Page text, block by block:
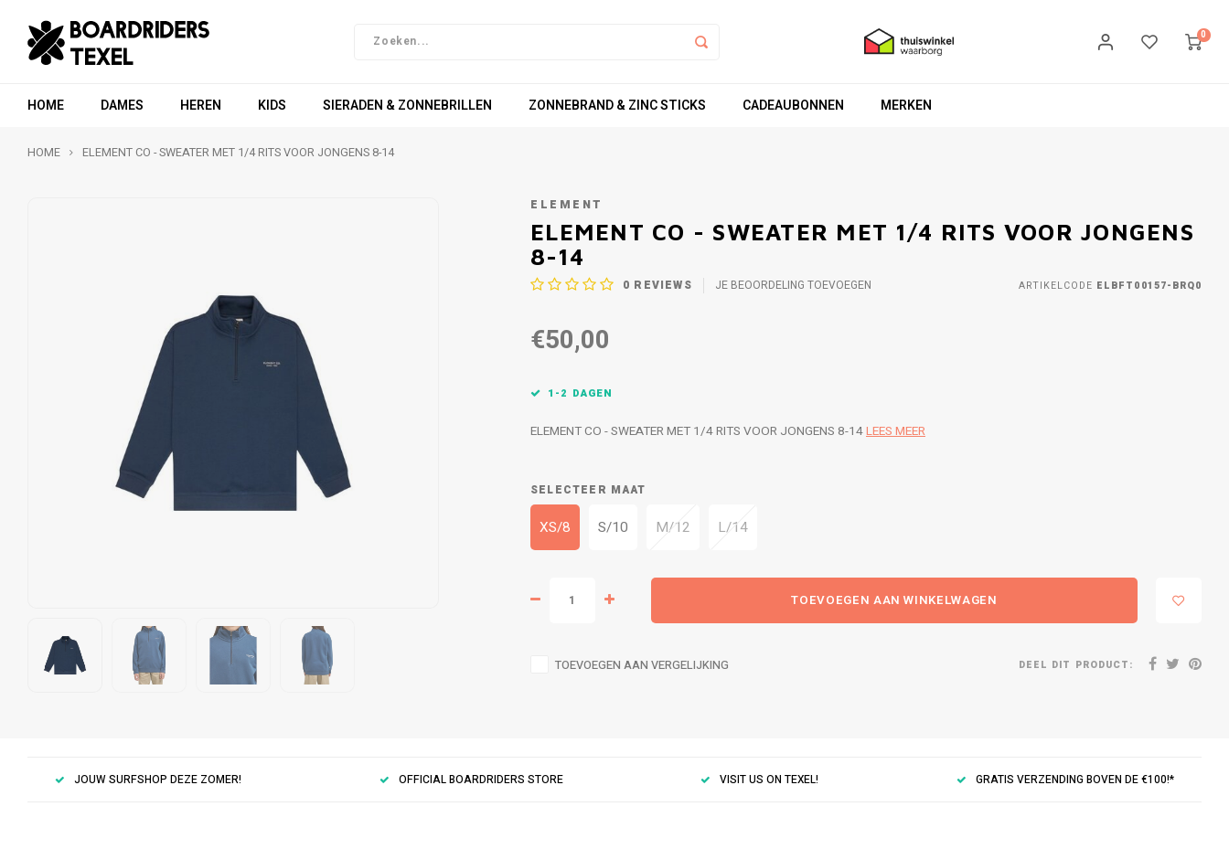
0
HOME DAMES HEREN KIDS SIERADEN & ZONNEBRILLEN ZONNEBRAND & ZINC STICKS CADEAUBONNEN MERKEN
HOME ELEMENT CO - SWEATER MET 1/4 RITS VOOR JONGENS 8-14
ELEMENT
ELEMENT CO - SWEATER MET 1/4 RITS VOOR JONGENS
8-14
0 REVIEWS JE BEOORDELING TOEVOEGEN ARTIKELCODE ELBFT00157-BRQ0
€50,00
1-2 DAGEN
ELEMENT CO - SWEATER MET 1/4 RITS VOOR JONGENS 8-14LEES MEER
SELECTEER MAAT
XS/8 S/10 M/12 L/14
TOEVOEGEN AAN WINKELWAGEN
TOEVOEGEN AAN VERGELIJKING DEEL DIT PRODUCT:
JOUW SURFSHOP DEZE ZOMER! OFFICIAL BOARDRIDERS STORE VISIT US ON TEXEL! GRATIS VERZENDING BOVEN DE €100!*